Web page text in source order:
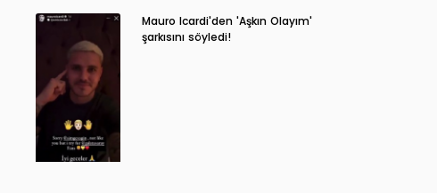
Mauro Icardi'den 'Aşkın Olayım'
şarkısını söyledi!